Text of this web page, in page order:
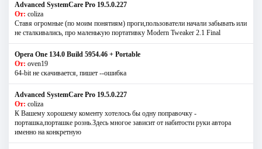
Advanced SystemCare Pro 19.5.0.227
От: coliza
Ставя огромные (по моим понятиям) проги,пользователи начали забывать или
не сталкивались, про маленькую портативку Modern Tweaker 2.1 Final
Opera One 134.0 Build 5954.46 + Portable
От: oven19
64-bit не скачивается, пишет --ошибка
Advanced SystemCare Pro 19.5.0.227
От: coliza
К Вашему хорошему коменту хотелось бы одну поправочку -
порташка,порташке рознь.Здесь многое зависит от набитости руки автора
именно на конкретную